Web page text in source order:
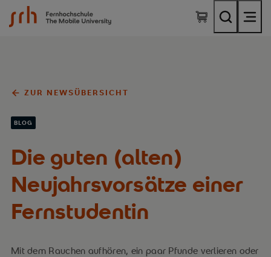
SRH Fernhochschule - The Mobile University
ZUR NEWSÜBERSICHT
BLOG
Die guten (alten)
Neujahrsvorsätze einer
Fernstudentin
Mit dem Rauchen aufhören, ein paar Pfunde verlieren oder